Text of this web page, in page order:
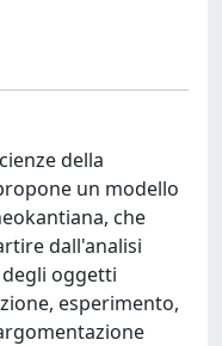
della
un modello
che
dall'analisi
oggetti
esperimento,